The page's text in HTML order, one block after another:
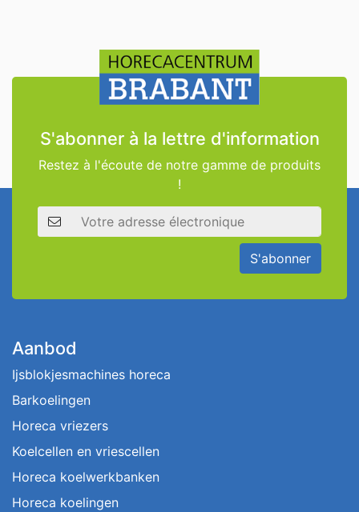
S'abonner à la lettre d'information
Restez à l'écoute de notre gamme de produits
!
Adresse électronique
S'abonner
Aanbod
Ijsblokjesmachines horeca
Barkoelingen
Horeca vriezers
Koelcellen en vriescellen
Horeca koelwerkbanken
Horeca koelingen